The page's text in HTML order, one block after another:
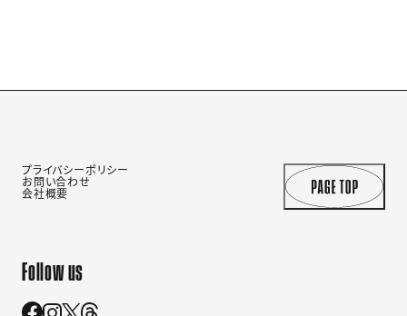
プライバシーポリシー
お問い合わせ
会社概要
Follow us